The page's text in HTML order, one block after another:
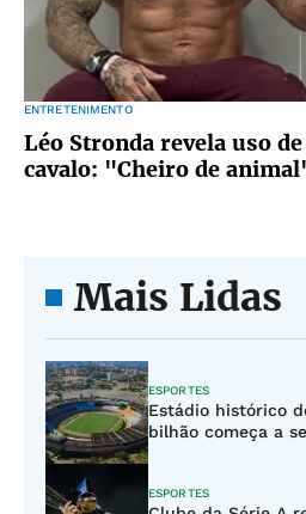
ENTRETENIMENTO
Léo Stronda revela uso
cavalo: "Cheiro de
Mais Lidas
ESPORTES
Estádio histórico
bilhão começa a
ESPORTES